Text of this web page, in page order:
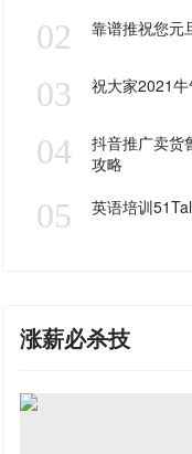
02 靠谱推祝您元
03 祝大家2021牛
04
抖音推广卖货
攻略
05 英语培训
涨薪必杀技